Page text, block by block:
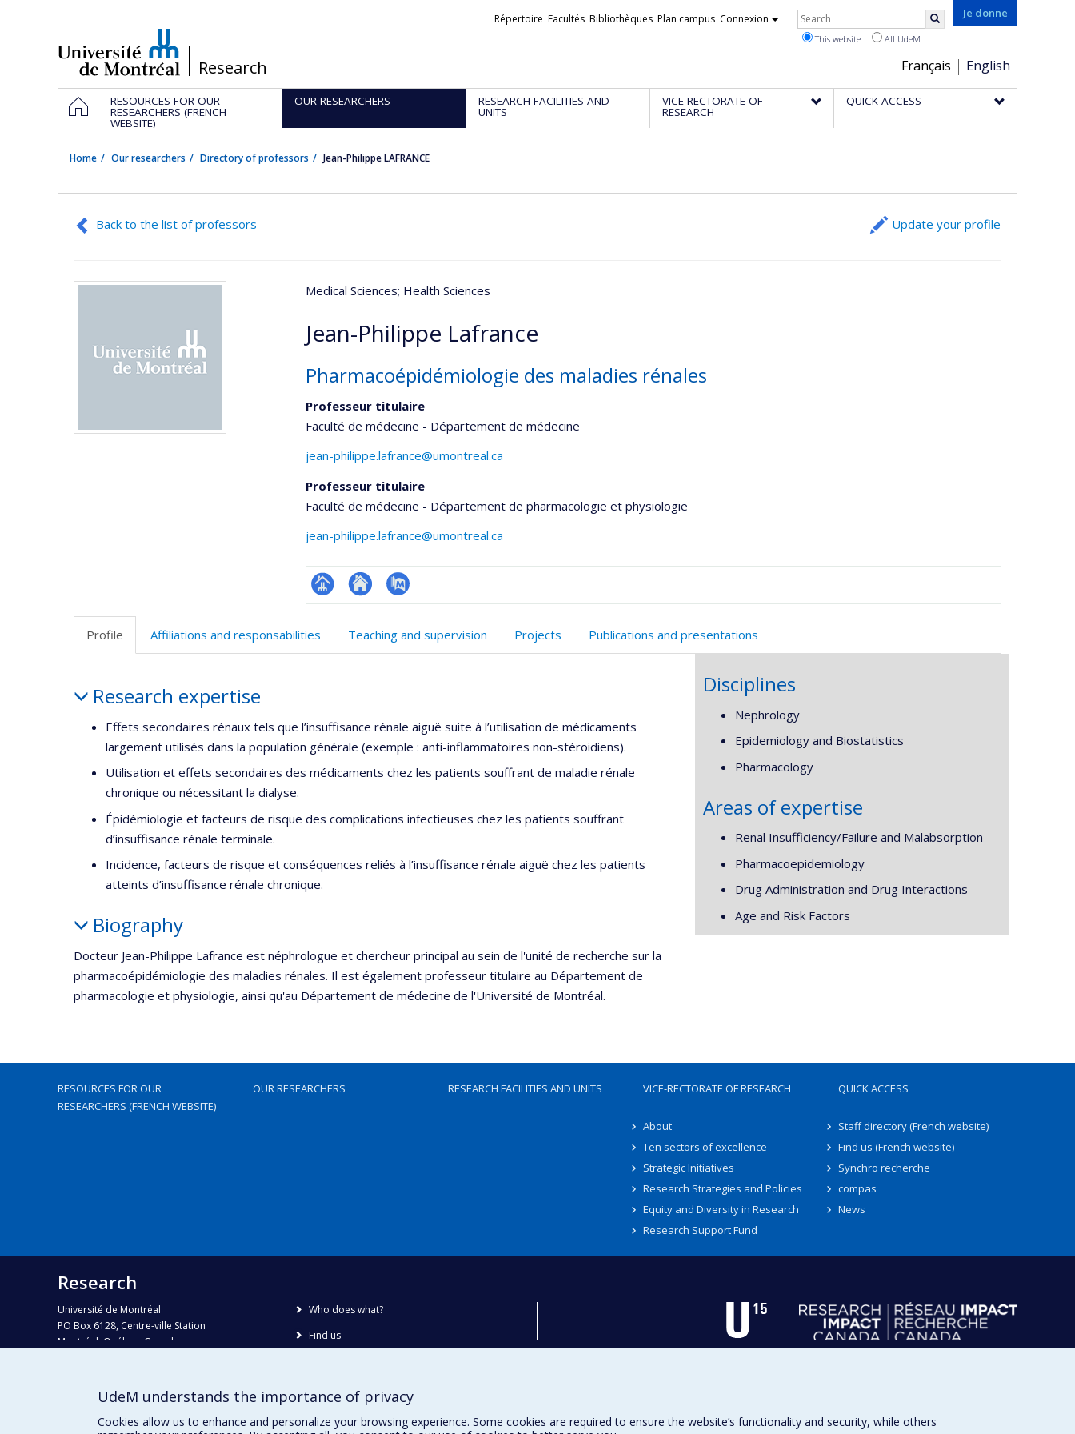
/Research
Je donne
Choix
de
la
Français English
Liens
Répertoire Facultés Bibliothèques Plan campus Connexion Rechercher
This website All UdeM
Navigation
principale
HOMERESOURCES FOR OUR
RESEARCHERS (FRENCH
WEBSITE)
OUR RESEARCHERS RESEARCH FACILITIES AND
UNITS
VICE-RECTORATE OF
RESEARCH
QUICK ACCESS
Home Our researchers Directory of professors Jean-Philippe LAFRANCE
Back to the list of professors Update your profile
Medical Sciences; Health Sciences
Jean-Philippe Lafrance
Pharmacoépidémiologie des maladies rénales
Professeur titulaire
Faculté de médecine - Département de médecine
jean-philippe.lafrance@umontreal.ca
Professeur titulaire
Faculté de médecine - Département de pharmacologie et physiologie
jean-philippe.lafrance@umontreal.ca
Page
(faculté,département,école)
Site
PubMed
Profile
Affiliations and responsabilities Teaching and supervision Projects Publications and presentations
Research expertise
Effets secondaires rénaux tels que l’insuffisance rénale aiguë suite à l’utilisation de médicaments
largement utilisés dans la population générale (exemple : anti-inflammatoires non-stéroidiens).
Utilisation et effets secondaires des médicaments chez les patients souffrant de maladie rénale
chronique ou nécessitant la dialyse.
Épidémiologie et facteurs de risque des complications infectieuses chez les patients souffrant
d’insuffisance rénale terminale.
Incidence, facteurs de risque et conséquences reliés à l’insuffisance rénale aiguë chez les patients
atteints d’insuffisance rénale chronique.
Biography
Docteur Jean-Philippe Lafrance est néphrologue et chercheur principal au sein de l'unité de recherche sur la
pharmacoépidémiologie des maladies rénales. Il est également professeur titulaire au Département de
pharmacologie et physiologie, ainsi qu'au Département de médecine de l'Université de Montréal.
Disciplines
Nephrology
Epidemiology and Biostatistics
Pharmacology
Areas of expertise
Renal Insufficiency/Failure and Malabsorption
Pharmacoepidemiology
Drug Administration and Drug Interactions
Age and Risk Factors
RESOURCES FOR OUR
RESEARCHERS (FRENCH WEBSITE)
OUR RESEARCHERS RESEARCH FACILITIES AND UNITS VICE-RECTORATE OF RESEARCH
About
Ten sectors of excellence
Strategic Initiatives
Research Strategies and Policies
Equity and Diversity in Research
Research Support Fund
QUICK ACCESS
Staff directory (French website)
Find us (French website)
Synchro recherche
compas
News
Research
Université de Montréal
PO Box 6128, Centre-ville Station
Montréal, Québec, Canada
Phone : 514 343-6111, #38492
recherche@umontreal.ca
Who does what?
Find us
UdeM understands the importance of privacy
Cookies allow us to enhance and personalize your browsing experience. Some cookies are required to ensure the website’s functionality and security, while others